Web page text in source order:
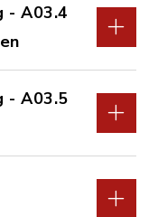
- A03.4
- A03.5